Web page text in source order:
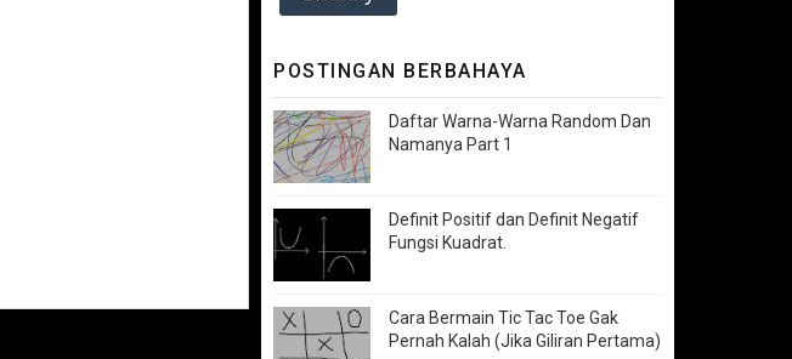
POSTINGAN BERBAHAYA
Daftar Warna-Warna Random Dan
Namanya Part 1
Definit Positif dan Definit Negatif
Fungsi Kuadrat.
Cara Bermain Tic Tac Toe Gak
Pernah Kalah (Jika Giliran Pertama)